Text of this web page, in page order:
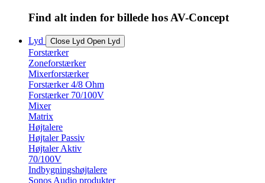
Find alt inden for billede hos AV-Concept
Lyd Close Lyd Open Lyd
Forstærker
Zoneforstærker
Mixerforstærker
Forstærker 4/8 Ohm
Forstærker 70/100V
Mixer
Matrix
Højtalere
Højtaler Passiv
Højtaler Aktiv
70/100V
Indbygningshøjtalere
Sonos Audio produkter